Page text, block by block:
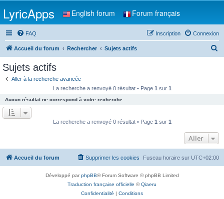
LyricApps English forum Forum français
FAQ Connexion
Inscription
Accueil du forum Rechercher Sujets actifs
e
r
Sujets actifs
Aller à la recherche avancée
La recherche a renvoyé 0 résultat • Page 1 sur 1
Aucun résultat ne correspond à votre recherche.
La recherche a renvoyé 0 résultat • Page 1 sur 1
Aller
Accueil du forum Fuseau horaire sur UTC+02:00
Supprimer les cookies
Développé parphpBB® Forum Software © phpBB Limited
Traduction française officielle ©Qiaeru
Confidentialité | Conditions